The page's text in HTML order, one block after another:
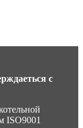
с
ISO9001